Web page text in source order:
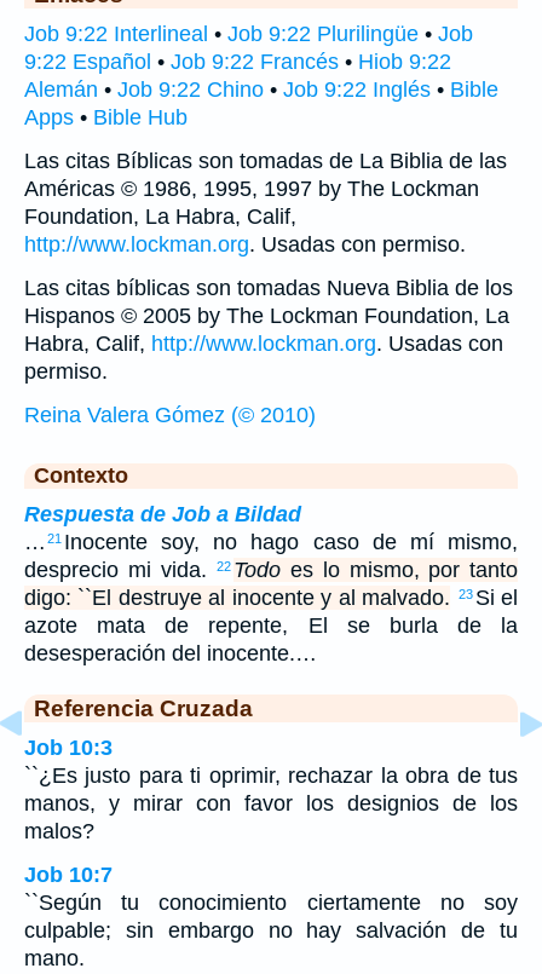
Job 9:22 Interlineal • Job 9:22 Plurilingüe • Job
9:22 Español • Job 9:22 Francés • Hiob 9:22
Alemán • Job 9:22 Chino • Job 9:22 Inglés • Bible
Apps • Bible Hub
Las citas Bíblicas son tomadas de La Biblia de las
Américas © 1986, 1995, 1997 by The Lockman
Foundation, La Habra, Calif,
http://www.lockman.org. Usadas con permiso.
Las citas bíblicas son tomadas Nueva Biblia de los
Hispanos © 2005 by The Lockman Foundation, La
Habra, Calif, http://www.lockman.org. Usadas con
permiso.
Reina Valera Gómez (© 2010)
Contexto
Respuesta de Job a Bildad
… 21 Inocente soy, no hago caso de mí mismo,
desprecio mi vida.
22 Todo es lo mismo, por tanto
digo: ``El destruye al inocente y al malvado.
23 Si el
azote mata de repente, El se burla de la
desesperación del inocente.…
Referencia Cruzada
Job 10:3
``¿Es justo para ti oprimir, rechazar la obra de tus
manos, y mirar con favor los designios de los
malos?
Job 10:7
``Según tu conocimiento ciertamente no soy
culpable; sin embargo no hay salvación de tu
mano.